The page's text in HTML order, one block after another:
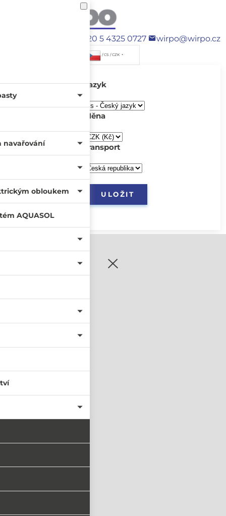
+420 5 4325 0727 wirpo@wirpo.cz
/ CS / CZK
Jazyk
Měna
transport
PŘIHLÁSIT SE
nastavit nové heslo
navařování
obloukem
AQUASOL